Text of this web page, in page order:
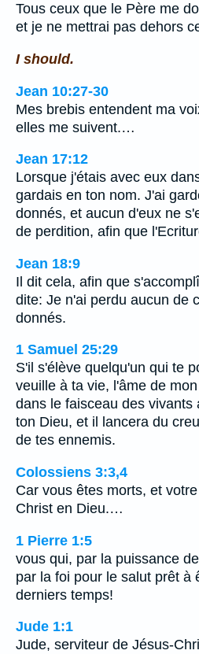
Tous ceux que le Père me
et je ne mettrai pas dehors
I should.
Jean 10:27-30
Mes brebis entendent ma
elles me suivent.…
Jean 17:12
Lorsque j'étais avec eux
gardais en ton nom. J'ai
donnés, et aucun d'eux ne
de perdition, afin que
Jean 18:9
Il dit cela, afin que
dite: Je n'ai perdu aucun de
donnés.
1 Samuel 25:29
S'il s'élève quelqu'un qui te
veuille à ta vie, l'âme de
dans le faisceau des vivants
ton Dieu, et il lancera du
de tes ennemis.
Colossiens 3:3,4
Car vous êtes morts, et
Christ en Dieu.…
1 Pierre 1:5
vous qui, par la puissance
par la foi pour le salut prêt à
derniers temps!
Jude 1:1
Jude, serviteur de Jésus-